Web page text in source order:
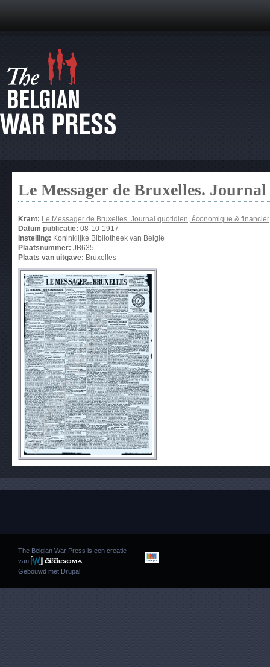
Le Messager de Bruxelles.
Krant: Le Messager de Bruxelles. Journal quotidien, économique & financier
Datum publicatie: 08-10-1917
Instelling: Koninklijke Bibliotheek van België
Plaatsnummer: JB635
Plaats van uitgave: Bruxelles
The Belgian War Press is een creatie
van
Gebouwd met Drupal